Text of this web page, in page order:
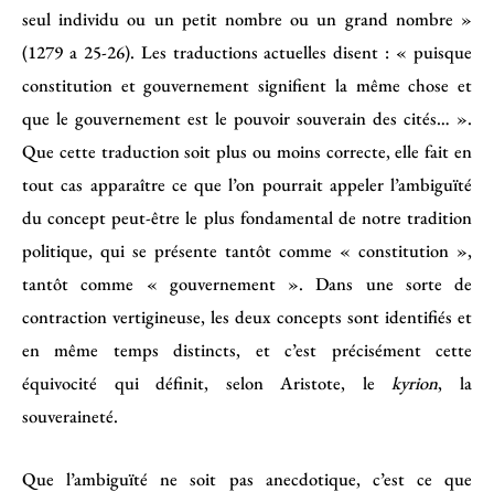
seul individu ou un petit nombre ou un grand nombre »
(1279 a 25-26). Les traductions actuelles disent : « puisque
constitution et gouvernement signifient la même chose et
que le gouvernement est le pouvoir souverain des cités… ».
Que cette traduction soit plus ou moins correcte, elle fait en
tout cas apparaître ce que l’on pourrait appeler l’ambiguïté
du concept peut-être le plus fondamental de notre tradition
politique, qui se présente tantôt comme « constitution »,
tantôt comme « gouvernement ». Dans une sorte de
contraction vertigineuse, les deux concepts sont identifiés et
en même temps distincts, et c’est précisément cette
équivocité qui définit, selon Aristote, lekyrion, la
souveraineté.
Que l’ambiguïté ne soit pas anecdotique, c’est ce que